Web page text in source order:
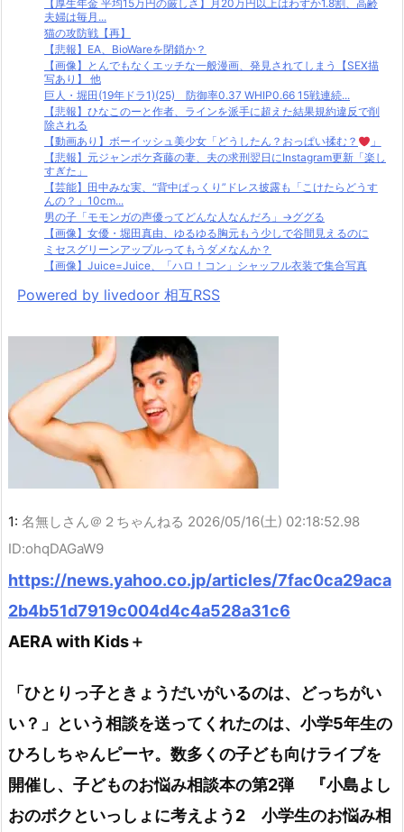
【厚生年金 平均15万円の厳しさ】月20万円以上はわずか1.8割、高齢
夫婦は毎月...
猫の攻防戦【再】
【悲報】EA、BioWareを閉鎖か？
【画像】とんでもなくエッチな一般漫画、発見されてしまう【SEX描
写あり】 他
巨人・堀田(19年ドラ1)(25) 防御率0.37 WHIP0.66 15戦連続...
【悲報】ひなこのーと作者、ラインを派手に超えた結果規約違反で削
除される
【動画あり】ボーイッシュ美少女「どうしたん？おっぱい揉む？
」
【悲報】元ジャンポケ斉藤の妻、夫の求刑翌日にInstagram更新「楽し
すぎた」
【芸能】田中みな実、“背中ぱっくり”ドレス披露も「こけたらどうす
んの？」10cm...
男の子「モモンガの声優ってどんな人なんだろ」→ググる
【画像】女優・堀田真由、ゆるゆる胸元もう少しで谷間見えるのに
ミセスグリーンアップルってもうダメなんか？
【画像】Juice=Juice、「ハロ！コン」シャッフル衣装で集合写真
Powered by livedoor 相互RSS
1: 名無しさん＠２ちゃんねる 2026/05/16(土) 02:18:52.98
ID:ohqDAGaW9
https://news.yahoo.co.jp/articles/7fac0ca29aca
2b4b51d7919c004d4c4a528a31c6
AERA with Kids＋
「ひとりっ子ときょうだいがいるのは、どっちがい
い？」という相談を送ってくれたのは、小学5年生の
ひろしちゃんピーヤ。数多くの子ども向けライブを
開催し、子どものお悩み相談本の第2弾 『小島よし
おのボクといっしょに考えよう2 小学生のお悩み相